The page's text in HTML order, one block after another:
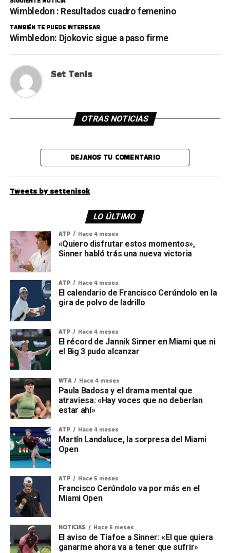
Wimbledon : Resultados cuadro femenino
TAMBIÉN TE PUEDE INTERESAR
Wimbledon: Djokovic sigue a paso firme
Set Tenis
OTRAS NOTICIAS
DEJANOS TU COMENTARIO
Tweets by settenisok
LO ÚLTIMO
ATP Hace 4 meses
«Quiero disfrutar estos momentos»,
Sinner habló trás una nueva victoria
ATP Hace 4 meses
El calendario de Francisco Cerúndolo en la
gira de polvo de ladrillo
ATP Hace 4 meses
El récord de Jannik Sinner en Miami que ni
el Big 3 pudo alcanzar
WTA Hace 4 meses
Paula Badosa y el drama mental que
atraviesa: «Hay voces que no deberían
estar ahí»
ATP Hace 4 meses
Martín Landaluce, la sorpresa del Miami
Open
ATP Hace 5 meses
Francisco Cerúndolo va por más en el
Miami Open
NOTICIAS Hace 5 meses
El aviso de Tiafoe a Sinner: «El que quiera
ganarme ahora va a tener que sufrir»